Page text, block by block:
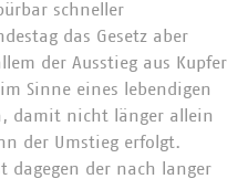
schneller
das Gesetz aber
der Ausstieg aus Kupfer
Sinne eines lebendigen
damit nicht länger allein
der Umstieg erfolgt.
dagegen der nach langer